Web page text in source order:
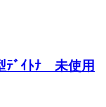
ﾃﾞｲﾄﾅ 未使用